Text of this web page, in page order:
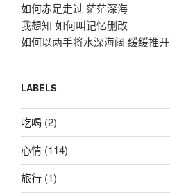
如何赤足走过 茫茫深海
我想知 如何叫记忆删改
如何以两手将水深海阔 缓缓推开
LABELS
吃喝 (2)
心情 (114)
旅行 (1)